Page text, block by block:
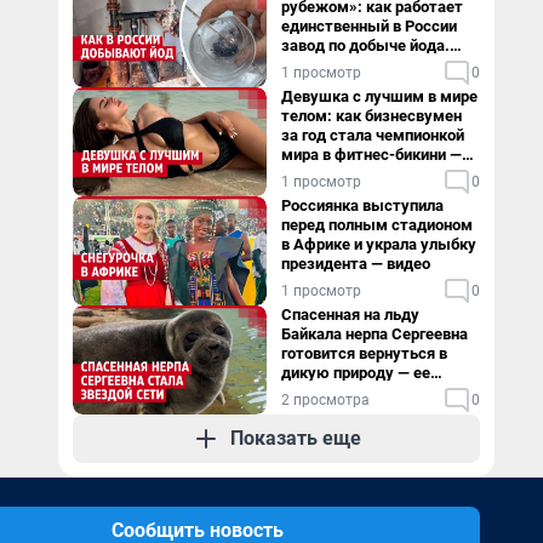
рубежом»: как работает
единственный в России
завод по добыче йода.
Видео
1 просмотр 0
Девушка с лучшим в мире
телом: как бизнесвумен
за год стала чемпионкой
мира в фитнес-бикини —
видео
1 просмотр 0
Россиянка выступила
перед полным стадионом
в Африке и украла улыбку
президента — видео
1 просмотр 0
Спасенная на льду
Байкала нерпа Сергеевна
готовится вернуться в
дикую природу — ее
видеоистория
2 просмотра 0
Показать еще
Сообщить новость